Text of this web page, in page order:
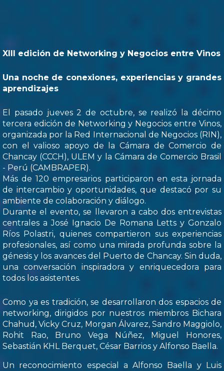
XIII edición de Networking y Negocios entre Vinos
Una noche de conexiones, experiencias y grandes
aprendizajes
El pasado jueves 2 de octubre, se realizó la décimo
tercera edición de Networking y Negocios entre Vinos,
organizada por la Red Internacional de Negocios (RIN),
con el valioso apoyo de la Cámara de Comercio de
Chancay (CCCH), ULEM y la Cámara de Comercio Brasil
- Perú (CAMBRAPER).
Más de 120 empresarios participaron en esta jornada
de intercambio y oportunidades, que destacó por su
ambiente de colaboración y diálogo.
Durante el evento, se llevaron a cabo dos entrevistas
centrales a José Ignacio De Romana Letts y Gonzalo
Ríos Polastri, quienes compartieron sus experiencias
profesionales, así como una mirada profunda sobre la
génesis y los avances del Puerto de Chancay. Sin duda,
una conversación inspiradora y enriquecedora para
todos los asistentes.
Como ya es tradición, se desarrollaron dos espacios de
networking, dirigidos por nuestros miembros Bichara
Chahud, Vicky Cruz, Morgan Álvarez, Sandro Maggiolo,
Rohit Rao, Bruno Vega Núñez, Miguel Honores,
Sebastián KHL Berquet, César Barrios y Alfonso Baella.
Un reconocimiento especial a Alfonso Baella y Luis